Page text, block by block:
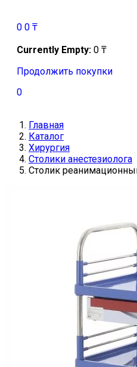
0 0 ₸
Currently Empty: 0 ₸
Продолжить покупки
0
Главная
Каталог
Хирургия
Столики анестезиолога
Столик